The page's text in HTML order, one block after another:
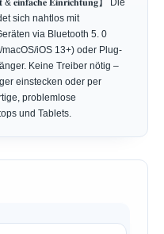
& 𝐞𝐢𝐧𝐟𝐚𝐜𝐡𝐞 𝐄𝐢𝐧𝐫𝐢𝐜𝐡𝐭𝐮𝐧𝐠】 Die
sich nahtlos mit
via Bluetooth 5. 0
iOS 13+) oder Plug-
Keine Treiber nötig –
einstecken oder per
problemlose
und Tablets.